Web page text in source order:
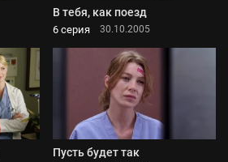
В тебя, как поезд
6 серия 30.10.2005
Пусть будет так